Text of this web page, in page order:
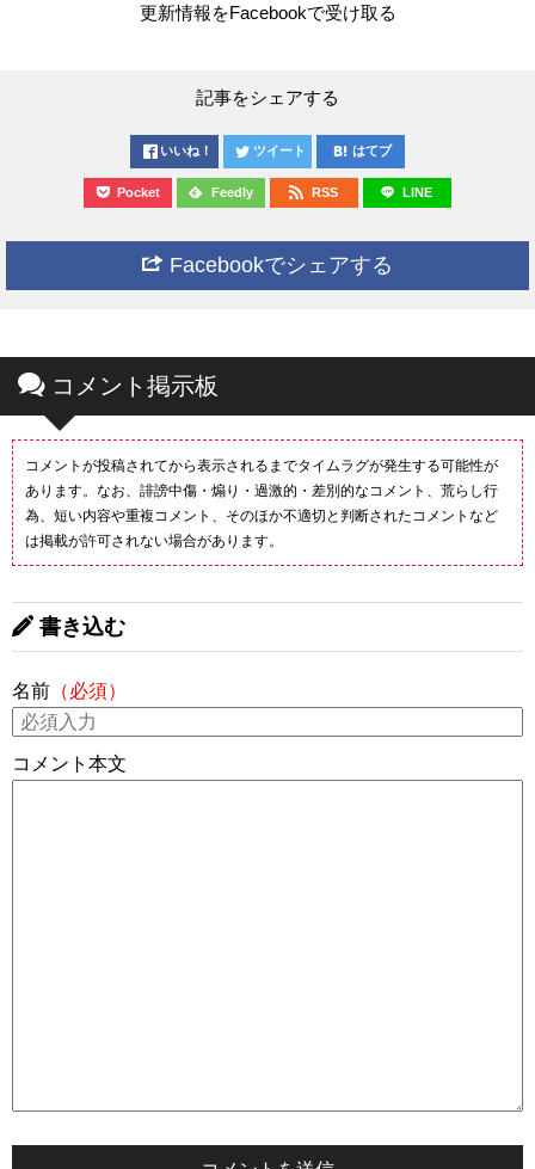
更新情報をFacebookで受け取る
記事をシェアする
いいね！ ツイート はてブ
Pocket Feedly RSS LINE
Facebookでシェアする
コメント掲示板
コメントが投稿されてから表示されるまでタイムラグが発生する可能性が
あります。なお、誹謗中傷・煽り・過激的・差別的なコメント、荒らし行
為、短い内容や重複コメント、そのほか不適切と判断されたコメントなど
は掲載が許可されない場合があります。
書き込む
名前 （必須）
コメント本文